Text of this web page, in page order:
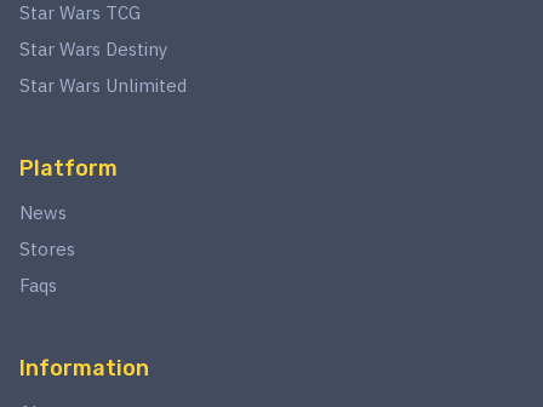
Star Wars TCG
Star Wars Destiny
Star Wars Unlimited
Platform
News
Stores
Faqs
Information